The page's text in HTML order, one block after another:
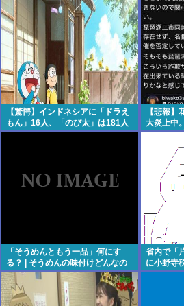
よな
【驚愕】インドネシアに「ドラえ
もん」16人、「のび太」は181人
【悲報
大炎上中
ない」と
「そうめんともう一品」何にす
る？ | そうめんの味付けどんなの
かある？
省内で「
に小野寺